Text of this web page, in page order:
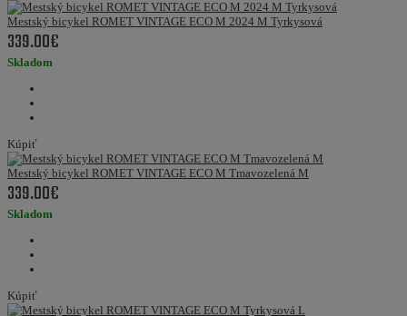
Mestský bicykel ROMET VINTAGE ECO M 2024 M Tyrkysová
339.00€
Skladom
Kúpiť
Mestský bicykel ROMET VINTAGE ECO M Tmavozelená M
339.00€
Skladom
Kúpiť